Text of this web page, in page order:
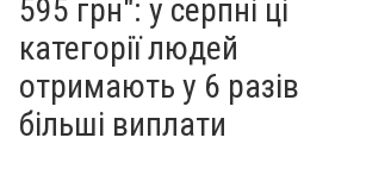
595 грн": у серпні ці
категорії людей
отримають у 6 разів
більші виплати